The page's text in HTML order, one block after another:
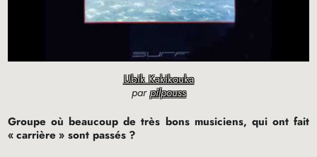
Ubik Kakikouka
parpilpouss
Groupe où beaucoup de très bons musiciens, qui ont fait
«carrière» sont passés ?